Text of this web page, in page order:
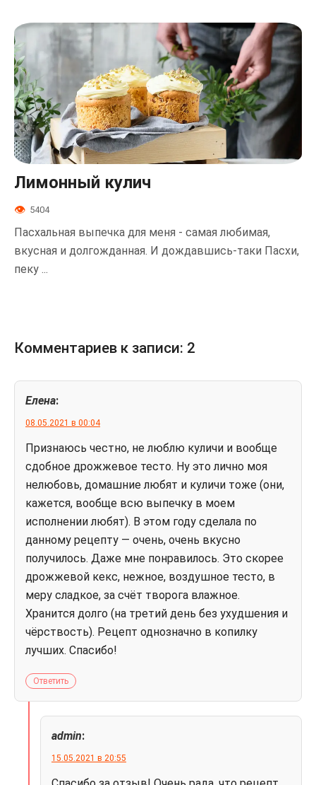
Лимонный кулич
5404
Пасхальная выпечка для меня - самая любимая,
вкусная и долгожданная. И дождавшись-таки Пасхи,
пеку ...
Комментариев к записи: 2
Елена:
08.05.2021 в 00:04
Признаюсь честно, не люблю куличи и вообще
сдобное дрожжевое тесто. Ну это лично моя
нелюбовь, домашние любят и куличи тоже (они,
кажется, вообще всю выпечку в моем
исполнении любят). В этом году сделала по
данному рецепту — очень, очень вкусно
получилось. Даже мне понравилось. Это скорее
дрожжевой кекс, нежное, воздушное тесто, в
меру сладкое, за счёт творога влажное.
Хранится долго (на третий день без ухудшения и
чёрствость). Рецепт однозначно в копилку
лучших. Спасибо!
Ответить
admin:
15.05.2021 в 20:55